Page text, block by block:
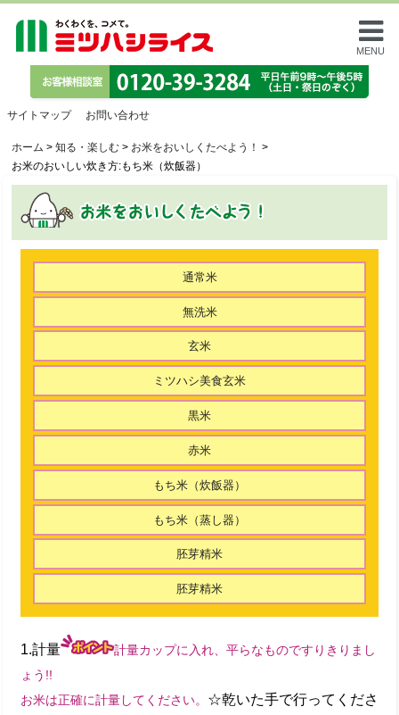
MENU
サイトマップ お問い合わせ
ホーム > 知る・楽しむ > お米をおいしくたべよう！ >
お米のおいしい炊き方:もち米（炊飯器）
通常米
無洗米
玄米
ミツハシ美食玄米
黒米
赤米
もち米（炊飯器）
もち米（蒸し器）
胚芽精米
胚芽精米
1.計量
計量カップに入れ、平らなものですりきりまし
ょう!!
お米は正確に計量してください。 ☆乾いた手で行ってくださ